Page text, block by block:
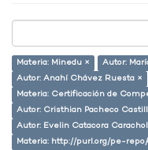
Materia: Minedu ×
Autor:
Autor: Anahí Chávez Ruesta ×
Materia: Certificación de
Autor: Cristhian Pacheco
Autor: Evelin Catacora
Materia: http://purl.org/pe-